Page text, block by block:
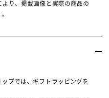
り、掲載画像と実際の商品の
プでは、ギフトラッピングを